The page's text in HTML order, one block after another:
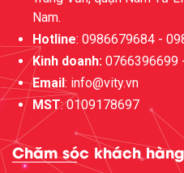
Nam.
Hotline: 0986679684 -
Kinh doanh: 0766396699
Email: info@vity.vn
MST: 0109178697
Chăm sóc khách hàng